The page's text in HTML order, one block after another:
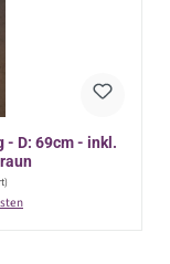
- D: 69cm - inkl.